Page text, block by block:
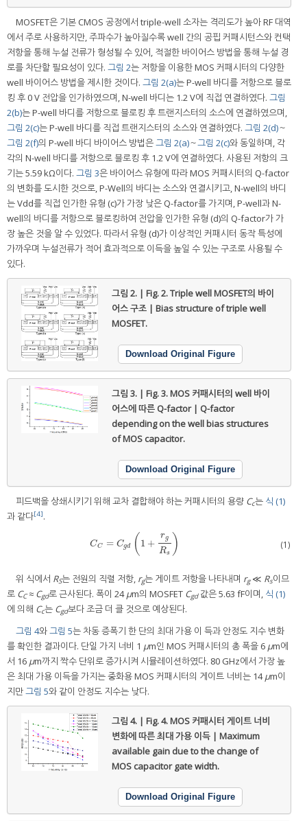
MOSFET은 기본 CMOS 공정에서 triple-well 소자는 격리도가 높아 RF 대역
에서 주로 사용하지만, 주파수가 높아질수록 well 간의 공핍 커패시턴스와 컨택
저항을 통해 누설 전류가 형성될 수 있어, 적절한 바이어스 방법을 통해 누설 경
로를 차단할 필요성이 있다. 그림 2는 저항을 이용한 MOS 커패시터의 다양한
well 바이어스 방법을 제시한 것이다. 그림 2(a)는 P-well 바디를 저항으로 블로
킹 후 0 V 전압을 인가하였으며, N-well 바디는 1.2 V에 직접 연결하였다. 그림
2(b)는 P-well 바디를 저항으로 블로킹 후 트랜지스터의 소스에 연결하였으며,
그림 2(c)는 P-well 바디를 직접 트랜지스터의 소스와 연결하였다. 그림 2(d)～
그림 2(f)의 P-well 바디 바이어스 방법은그림 2(a)～그림 2(c)와 동일하며, 각
각의 N-well 바디를 저항으로 블로킹 후 1.2 V에 연결하였다. 사용된 저항의 크
기는 5.59 kΩ이다. 그림 3은 바이어스 유형에 따라 MOS 커패시터의 Q-factor
의 변화를 도시한 것으로, P-Well의 바디는 소스와 연결시키고, N-well의 바디
는 Vdd를 직접 인가한 유형 (c)가 가장 낮은 Q-factor를 가지며, P-well과 N-
well의 바디를 저항으로 블로킹하여 전압을 인가한 유형 (d)의 Q-factor가 가
장 높은 것을 알 수 있었다. 따라서 유형 (d)가 이상적인 커패시터 동작 특성에
가까우며 누설전류가 적어 효과적으로 이득을 높일 수 있는 구조로 사용될 수
있다.
그림 2. | Fig. 2.Triple well MOSFET의 바이
어스 구조 | Bias structure of triple well
MOSFET.
Download Original Figure
그림 3. | Fig. 3.MOS 커패시터의 well 바이
어스에 따른 Q-factor | Q-factor
depending on the well bias structures
of MOS capacitor.
Download Original Figure
피드백을 상쇄시키기 위해 교차 결합해야 하는 커패시터의 용량 Cc는 식 (1)
과 같다[4].
CC = Cgd ( 1 +
rg
Rs )
CC=Cg d 1+ rgRs (1)
위 식에서 RS는 전원의 직렬 저항, rg는 게이트 저항을 나타내며 rg≪ Rs이므
로 CC≈ Cgd로 근사된다. 폭이 24μm의 MOSFET Cgd값은 5.63 fF이며, 식 (1)
에 의해 Cc는 Cgd보다 조금 더 클 것으로 예상된다.
그림 4와그림 5는 차동 증폭기 한 단의 최대 가용 이 득과 안정도 지수 변화
를 확인한 결과이다. 단일 가지 너비 1 μm인 MOS 커패시터의 총 폭을 6 μm에
서 16 μm까지 짝수 단위로 증가시켜 시뮬레이션하였다. 80 GHz에서 가장 높
은 최대 가용 이득을 가지는 중화용 MOS 커패시터의 게이트 너비는 14μm이
지만그림 5와 같이 안정도 지수는 낮다.
그림 4. | Fig. 4.MOS 커패시터 게이트 너비
변화에 따른 최대 가용 이득 | Maximum
available gain due to the change of
MOS capacitor gate width.
Download Original Figure